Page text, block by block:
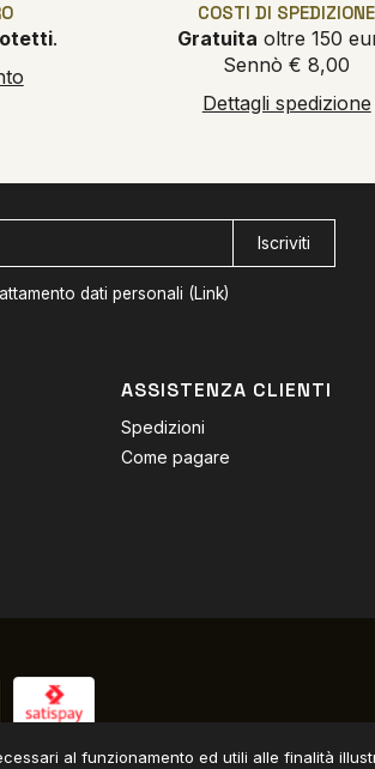
.
COSTI DI SPEDIZIONE
Gratuita oltre 150
Sennò € 8,00
Dettagli spedizione
Iscriviti
dati personali (Link)
ASSISTENZA CLIENTI
Spedizioni
Come pagare
al funzionamento ed utili alle finalità